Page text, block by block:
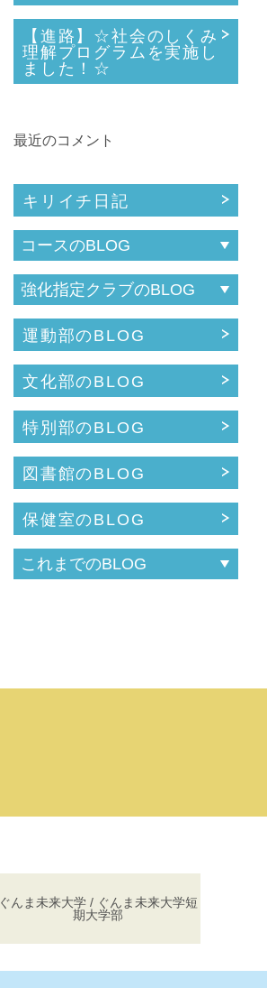
【進路】☆社会のしくみ
理解プログラムを実施し
ました！☆
最近のコメント
キリイチ日記
運動部のBLOG
文化部のBLOG
特別部のBLOG
図書館のBLOG
保健室のBLOG
ぐんま未来大学 / ぐんま未来大学短
期大学部